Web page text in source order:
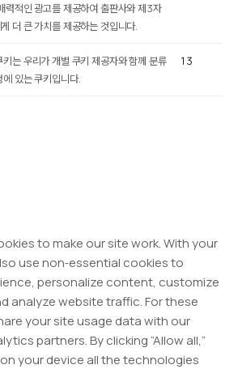
력적인 광고를 제공하여 출판사와 제3자
더 큰 가치를 제공하는 것입니다.
키는 우리가 개별 쿠키 제공자와 함께 분류
에 있는 쿠키입니다.
13
to make our site work. With your
use non‑essential cookies to
personalize content, customize
analyze website traffic. For these
your site usage data with our
partners. By clicking “Allow all,”
your device all the technologies